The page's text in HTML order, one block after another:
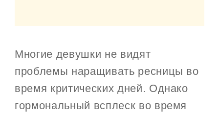
Многие девушки не видят
проблемы наращивать ресницы во
время критических дней. Однако
гормональный всплеск во время